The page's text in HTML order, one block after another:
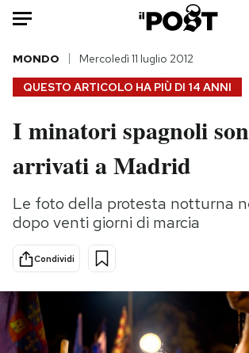
Auto
HOME
Italia
Politica
Tecnologia
Internet
Scienza
Cultura
Economia
Moda
Storie/
QUESTO ARTICOLO HA PIÙ DI 14 ANNI
MONDO Mercoledì 11 luglio 2012
I minatori spagnoli
arrivati a Madrid
Le foto della protesta notturna
dopo venti giorni di marcia
Condividi